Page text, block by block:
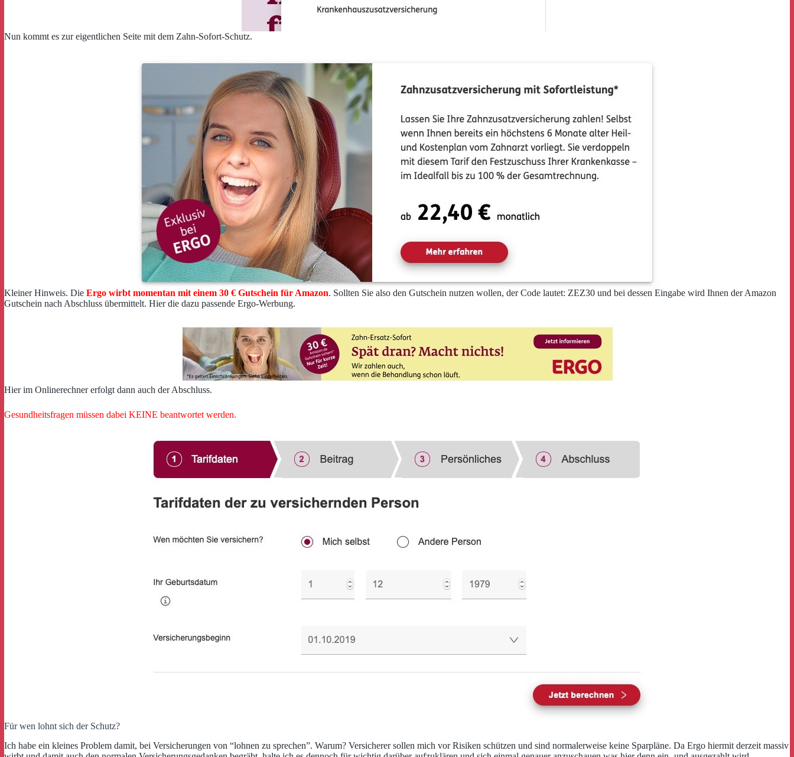
Nun kommt es zur eigentlichen Seite mit dem Zahn-Sofort-Schutz.
Kleiner Hinweis. Die Ergo wirbt momentan mit einem 30 € Gutschein für Amazon. Sollten Sie also den Gutschein nutzen wollen, der Code lautet: ZEZ30 und bei dessen Eingabe wird Ihnen der Amazon
Gutschein nach Abschluss übermittelt. Hier die dazu passende Ergo-Werbung.
Hier im Onlinerechner erfolgt dann auch der Abschluss.
Gesundheitsfragen müssen dabei KEINE beantwortet werden.
Für wen lohnt sich der Schutz?
Ich habe ein kleines Problem damit, bei Versicherungen von “lohnen zu sprechen”. Warum? Versicherer sollen mich vor Risiken schützen und sind normalerweise keine Sparpläne. Da Ergo hiermit derzeit massiv